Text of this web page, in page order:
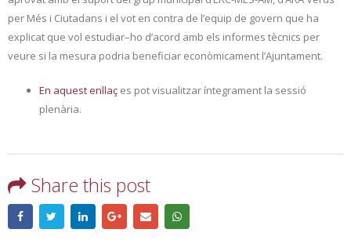
per Més i Ciutadans i el vot en contra de l’equip de govern que ha
explicat que vol estudiar–ho d’acord amb els informes tècnics per
veure si la mesura podria beneficiar econòmicament l’Ajuntament.
En aquest enllaç es pot visualitzar íntegrament la sessió
plenària.
Share this post